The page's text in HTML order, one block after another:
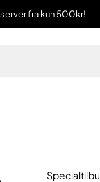
fra kun 500kr!